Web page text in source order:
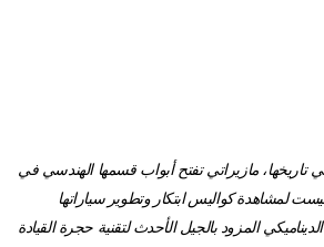
تاريخها، مازيراتي تفتح أبواب قسمها الهندسي في
لمشاهدة كواليس ابتكار وتطوير سياراتها
المزود بالجيل الأحدث لتقنية حجرة القيادة